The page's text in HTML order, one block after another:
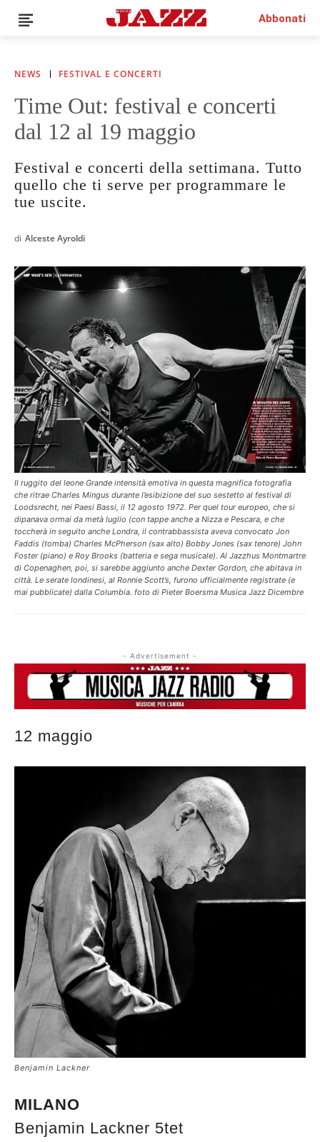
News
Interviste
Rubriche
Top Jazz
Radio
Area riservata
Italiano
Musica Jazz di luglio 2026 è in
edicola
Abbonati
NEWS FESTIVAL E CONCERTI
Time Out: festival e concerti
dal 12 al 19 maggio
Festival e concerti della settimana. Tutto
quello che ti serve per programmare le
tue uscite.
di Alceste Ayroldi
Il ruggito del leone Grande intensità emotiva in questa magnifica fotografia
che ritrae Charles Mingus durante l’esibizione del suo sestetto al festival di
Loodsrecht, nei Paesi Bassi, il 12 agosto 1972. Per quel tour europeo, che si
dipanava ormai da metà luglio (con tappe anche a Nizza e Pescara, e che
toccherà in seguito anche Londra, il contrabbassista aveva convocato Jon
Faddis (tomba) Charles McPherson (sax alto) Bobby Jones (sax tenore) John
Foster (piano) e Roy Brooks (batteria e sega musicale). Al Jazzhus Montmartre
di Copenaghen, poi, si sarebbe aggiunto anche Dexter Gordon, che abitava in
città. Le serate londinesi, al Ronnie Scott’s, furono ufficialmente registrate (e
mai pubblicate) dalla Columbia. foto di Pieter Boersma Musica Jazz Dicembre
- Advertisement -
12 maggio
Benjamin Lackner
MILANO
Benjamin Lackner 5tet